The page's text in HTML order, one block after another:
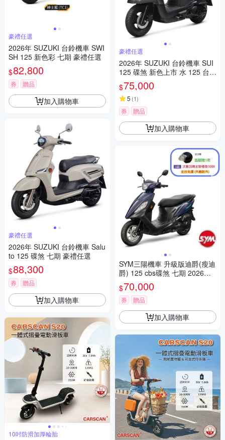
豪禮任選
2026年 SUZUKI 台鈴機車 SWI
SH 125 新色彩 七期 豪禮任選
$82,800
券 贈品
加入購物車
豪禮任選
2026年 SUZUKI 台鈴機車 Salu
to 125 碟煞 七期 豪禮任選
$88,300
券 贈品
加入購物車
10吋防滑加厚輪胎
豪禮任選
2026年 SUZUKI 台鈴機車 SUI
125 碟煞 新色上市 水 125 台鈴
suzuki sui 豪禮任選
$75,000
5 (1)
券 贈品
加入購物車
SYM三陽機車 升級版迪爵(瘦迪
爵) 125 cbs碟煞 七期 2026年
出廠全新機車
$70,000
券 贈品
加入購物車